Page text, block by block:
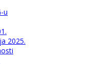
u
2025.